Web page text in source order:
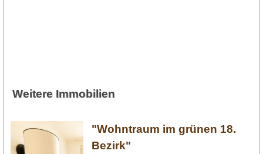
Weitere Immobilien
"Wohntraum im grünen 18.
Bezirk"